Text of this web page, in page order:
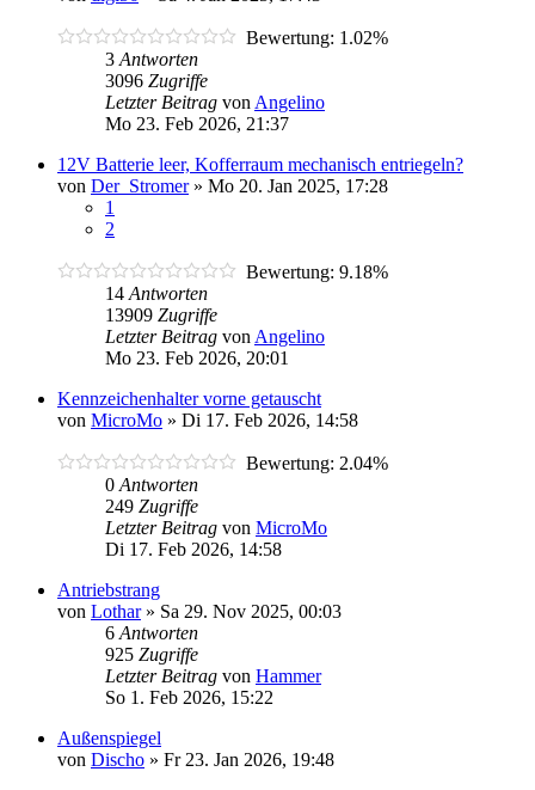
Bewertung: 1.02%
3 Antworten
3096 Zugriffe
Letzter Beitrag von Angelino
Mo 23. Feb 2026, 21:37
12V Batterie leer, Kofferraum mechanisch entriegeln?
von Der_Stromer» Mo 20. Jan 2025, 17:28
1
2
Bewertung: 9.18%
14 Antworten
13909 Zugriffe
Letzter Beitrag von Angelino
Mo 23. Feb 2026, 20:01
Kennzeichenhalter vorne getauscht
von MicroMo » Di 17. Feb 2026, 14:58
Bewertung: 2.04%
0 Antworten
249 Zugriffe
Letzter Beitrag von MicroMo
Di 17. Feb 2026, 14:58
Antriebstrang
von Lothar» Sa 29. Nov 2025, 00:03
6 Antworten
925 Zugriffe
Letzter Beitrag von Hammer
So 1. Feb 2026, 15:22
Außenspiegel
von Discho » Fr 23. Jan 2026, 19:48